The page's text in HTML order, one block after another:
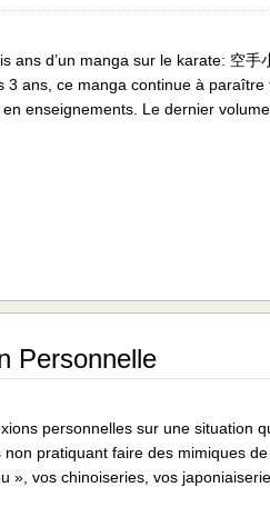
ans d’un manga sur le karate: 空手
3 ans, ce manga continue à
enseignements. Le dernier
Personnelle
personnelles sur une situation
non pratiquant faire des mimiques
», vos chinoiseries, vos